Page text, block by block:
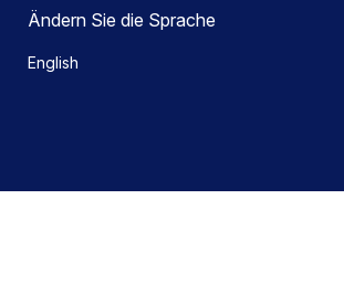
Ändern Sie die Sprache
English